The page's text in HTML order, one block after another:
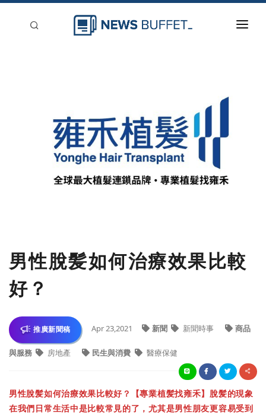
男性脫髪如何治療效果比較
好？
推廣新聞稿 Apr 23,2021 新聞 新聞時事 商品
與服務 房地產 民生與消費 醫療保健
男性脫髪如何治療效果比較好？【專業植髪找雍禾】脫髪的現象
在我們日常生活中是比較常見的了，尤其是男性朋友更容易受到